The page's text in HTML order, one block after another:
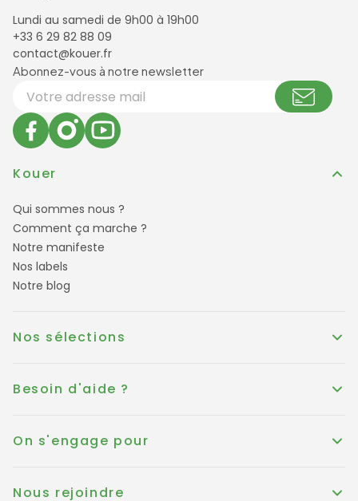
Lundi au samedi de 9h00 à 19h00
+33 6 29 82 88 09
contact@kouer.fr
Newsletter et réseaux sociaux
Abonnez-vous à notre newsletter
Votre adresse email
Kouer
Qui sommes nous ?
Comment ça marche ?
Notre manifeste
Nos labels
Notre blog
Nos sélections
Besoin d'aide ?
On s'engage pour
Nous rejoindre